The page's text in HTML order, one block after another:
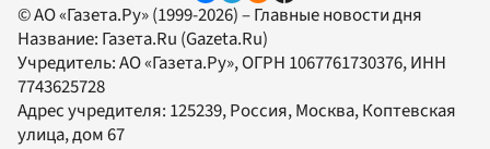
© АО «Газета.Ру» (1999-2026) – Главные новости дня
Название: Газета.Ru (Gazeta.Ru)
Учредитель:АО «Газета.Ру», ОГРН 1067761730376, ИНН
7743625728
Адрес учредителя: 125239, Россия, Москва, Коптевская
улица, дом 67